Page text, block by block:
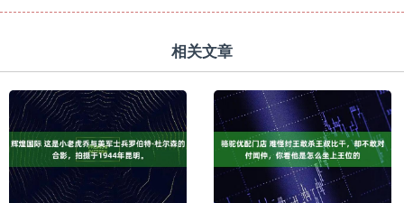
相关文章